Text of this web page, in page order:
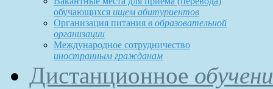
обучающихся ищем абитуриентов
Организация питания в образовательной
организации
Международное сотрудничество
иностранным гражданам
Дистанционное